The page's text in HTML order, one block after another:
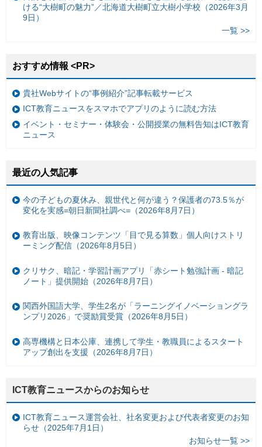
ける“大樹町の魅力”／北海道大樹町立大樹小学校（2026年3月
9日）
一覧 >>
おすすめ情報 <PR>
貴社Webサイトの“事例紹介”記事転載サービス
ICT教育ニュースをスマホでアプリのように読む方法
イベント・セミナー・体験会・公開授業の無料告知はICT教育
ニュース
最近の人気記事
今の子どもの夏休み、親世代と何が違う？保護者の73.5％が
変化を実感=朝日新聞社調べ=（2026年8月7日）
教育出版、映像コンテンツ「目で見る算数」個人向けストリ
ーミング配信（2026年8月5日）
クリサク、暗記・学習計画アプリ「赤シート勉強計画 - 暗記
ノート」提供開始（2026年8月7日）
関西外国語大学、学生2名が「ラーニングイノベーショングラ
ンプリ2026」で奨励賞受賞（2026年8月5日）
高専機構と日本公庫、連携して学生・教職員によるスタート
アップ創出を支援（2026年8月7日）
ICT教育ニュースからのお知らせ
ICT教育ニュース運営会社、社名変更および代表者変更のお知
らせ（2025年7月1日）
お知らせ一覧 >>